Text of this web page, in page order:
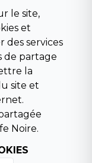
le site,
et
des services
de partage
la
site et
Noire.